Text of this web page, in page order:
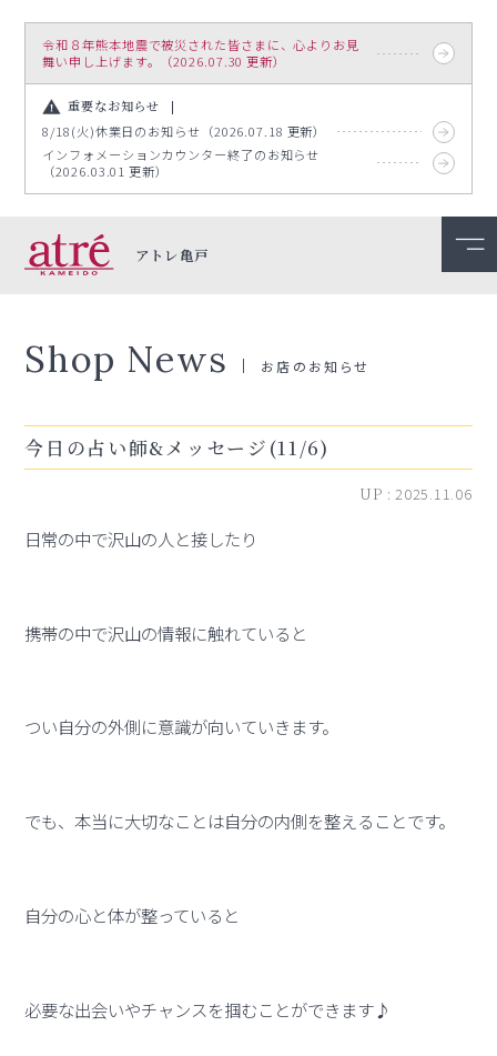
令和８年熊本地震で被災された皆さまに、心よりお見
舞い申し上げます。（2026.07.30 更新）
重要なお知らせ
8/18(火)休業日のお知らせ（2026.07.18 更新）
インフォメーションカウンター終了のお知らせ
（2026.03.01 更新）
アトレ亀戸
Shop News お店のお知らせ
今日の占い師&メッセージ(11/6)
UP :2025.11.06
日常の中で沢山の人と接したり
携帯の中で沢山の情報に触れていると
つい自分の外側に意識が向いていきます。
でも、本当に大切なことは自分の内側を整えることです。
自分の心と体が整っていると
必要な出会いやチャンスを掴むことができます♪